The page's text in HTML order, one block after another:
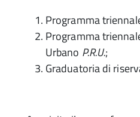
Programma
Programma
Urbano P.R.U.;
Graduatoria di